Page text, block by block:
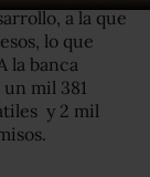
a la que
lo que
la banca
mil 381
y 2 mil